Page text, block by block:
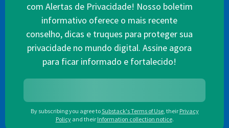
com Alertas de Privacidade! Nosso boletim
informativo oferece o mais recente
conselho, dicas e truques para proteger sua
privacidade no mundo digital. Assine agora
para ficar informado e fortalecido!
By subscribing you agree toSubstack's Terms of Use, their Privacy
Policy and their Information collection notice.